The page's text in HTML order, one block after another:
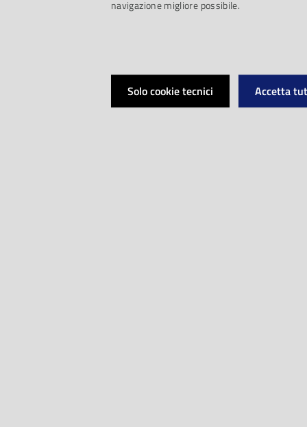
reinventare gli
ilComplesso
navigazione migliore possibile.
Solo cookie tecnici Accetta